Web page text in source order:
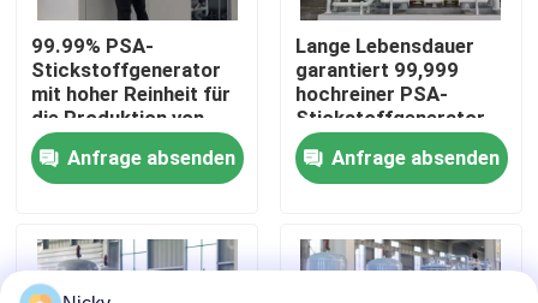
Neuigkeiten
Bitte um ein Angebot
Hoher Reinheitsgrad-Stickstoff-Generator
99.99% PSA-
Stickstoffgenerator
mit hoher Reinheit für
die Produktion von
Klimaanlagen
Anfrage absenden
Lange Lebensdauer
garantiert 99,999
hochreiner PSA-
Stickstoffgenerator
Anfrage absenden